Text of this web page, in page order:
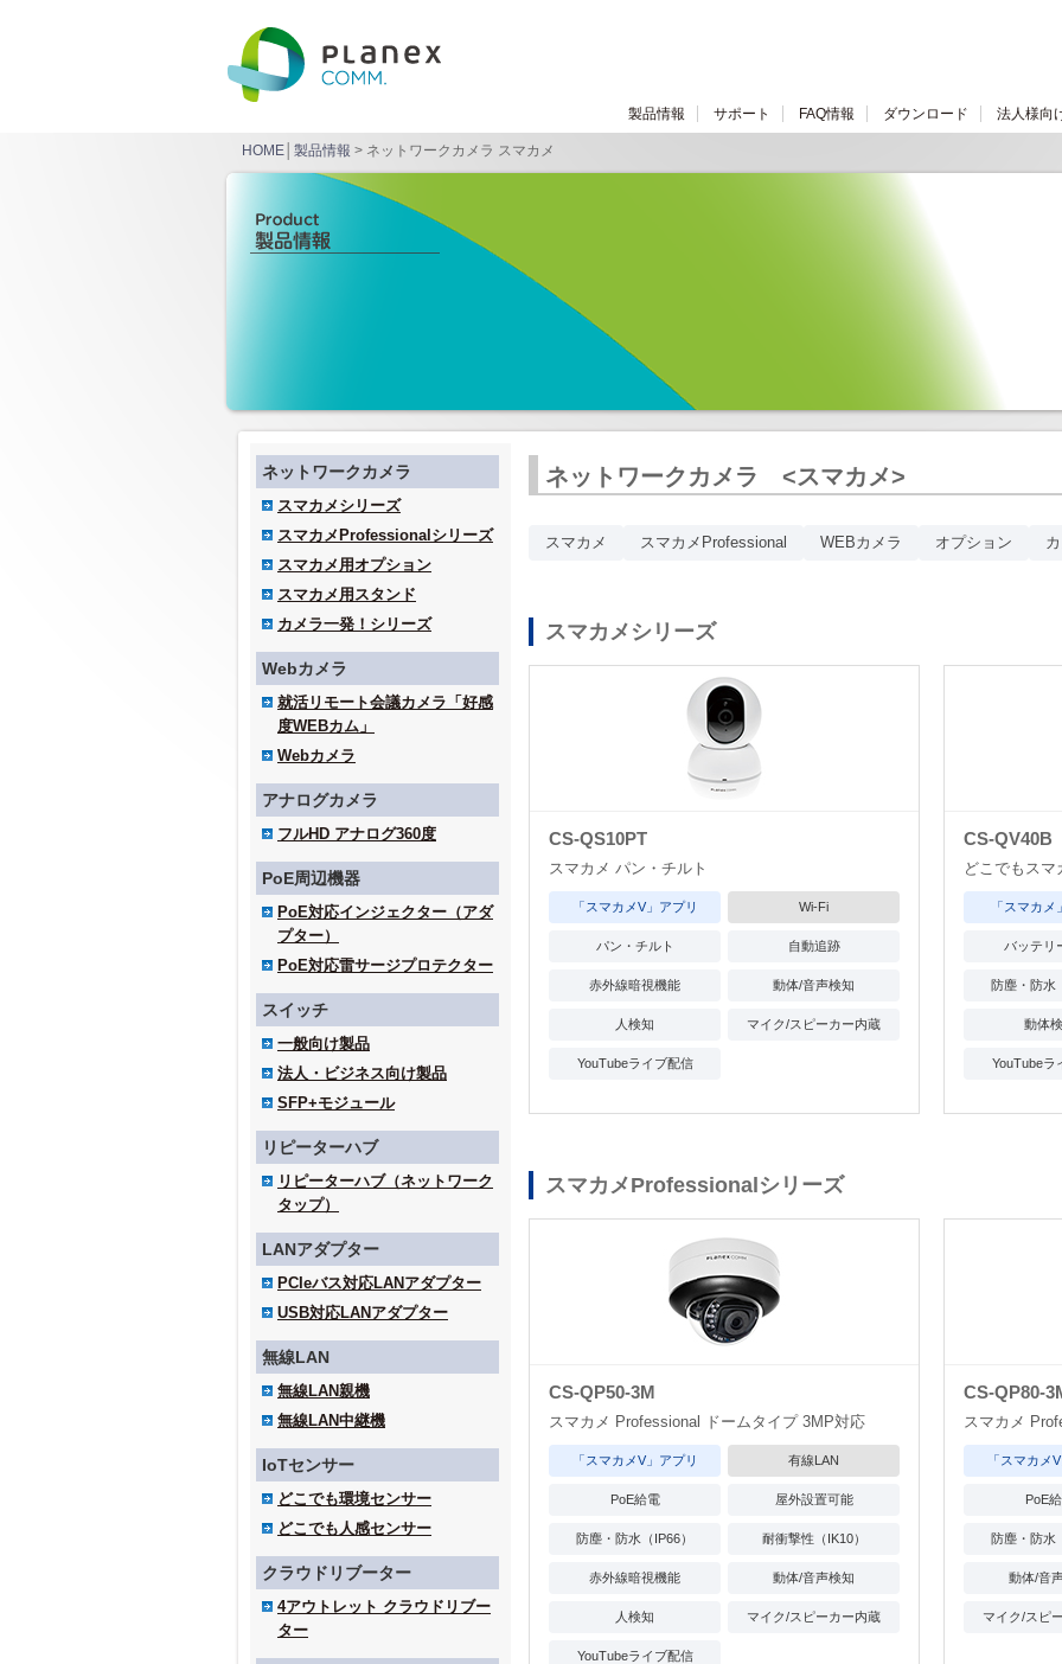
製品情報 サポート FAQ情報 ダウンロード 法人様向
HOME 製品情報 > ネットワークカメラ スマカメ
ネットワークカメラ
スマカメシリーズ
スマカメProfessionalシリーズ
スマカメ用オプション
スマカメ用スタンド
カメラ一発！シリーズ
Webカメラ
就活リモート会議カメラ「好感
度WEBカム」
Webカメラ
アナログカメラ
フルHD アナログ360度
PoE周辺機器
PoE対応インジェクター（アダ
プター）
PoE対応雷サージプロテクター
スイッチ
一般向け製品
法人・ビジネス向け製品
SFP+モジュール
リピーターハブ
リピーターハブ（ネットワーク
タップ）
LANアダプター
PCIeバス対応LANアダプター
USB対応LANアダプター
無線LAN
無線LAN親機
無線LAN中継機
IoTセンサー
どこでも環境センサー
どこでも人感センサー
クラウドリブーター
4アウトレット クラウドリブー
ター
ネットワークカメラ <スマカメ>
スマカメ スマカメProfessional WEBカメラ オプション
スマカメシリーズ
CS-QS10PT
スマカメ パン・チルト
「スマカメV」アプリ Wi-Fi
パン・チルト 自動追跡
赤外線暗視機能 動体/音声検知
人検知 マイク/スピーカー内蔵
YouTubeライブ配信
CS-QV40B
どこでもスマ
「スマカメ
バッテリ
防塵・防水
動体
YouTubeラ
スマカメProfessionalシリーズ
CS-QP50-3M
スマカメ Professional ドームタイプ 3MP対応
「スマカメV」アプリ 有線LAN
PoE給電 屋外設置可能
防塵・防水（IP66） 耐衝撃性（IK10）
赤外線暗視機能 動体/音声検知
人検知 マイク/スピーカー内蔵
YouTubeライブ配信
CS-QP80-
スマカメ
「スマカメ
PoE
防塵・防水
動体/音
マイク/スピ